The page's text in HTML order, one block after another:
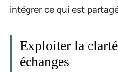
intégrer ce qui est
Exploiter la
échanges